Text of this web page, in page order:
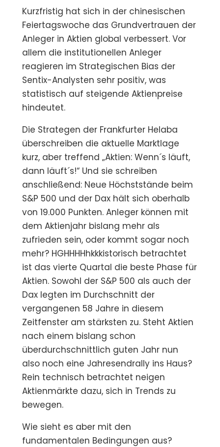
Kurzfristig hat sich in der chinesischen
Feiertagswoche das Grundvertrauen der
Anleger in Aktien global verbessert. Vor
allem die institutionellen Anleger
reagieren im Strategischen Bias der
Sentix-Analysten sehr positiv, was
statistisch auf steigende Aktienpreise
hindeutet.
Die Strategen der Frankfurter Helaba
überschreiben die aktuelle Marktlage
kurz, aber treffend „Aktien: Wenn´s läuft,
dann läuft´s!“ Und sie schreiben
anschließend: Neue Höchststände beim
S&P 500 und der Dax hält sich oberhalb
von 19.000 Punkten. Anleger können mit
dem Aktienjahr bislang mehr als
zufrieden sein, oder kommt sogar noch
mehr? HGHHHHhkkkistorisch betrachtet
ist das vierte Quartal die beste Phase für
Aktien. Sowohl der S&P 500 als auch der
Dax legten im Durchschnitt der
vergangenen 58 Jahre in diesem
Zeitfenster am stärksten zu. Steht Aktien
nach einem bislang schon
überdurchschnittlich guten Jahr nun
also noch eine Jahresendrally ins Haus?
Rein technisch betrachtet neigen
Aktienmärkte dazu, sich in Trends zu
bewegen.
Wie sieht es aber mit den
fundamentalen Bedingungen aus?